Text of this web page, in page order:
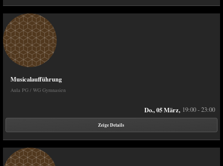
Musicalaufführung
Aula PG / WG Gymnasien
Do., 05 März, 19:00 - 23:00
Zeige Details